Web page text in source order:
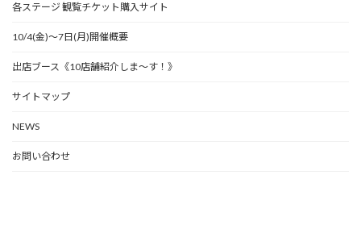
各ステージ 観覧チケット購入サイト
10/4(金)～7日(月)開催概要
出店ブース《10店舗紹介しま～す！》
サイトマップ
NEWS
お問い合わせ